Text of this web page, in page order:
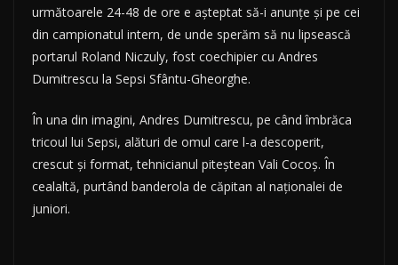
următoarele 24-48 de ore e aşteptat să-i anunţe şi pe cei
din campionatul intern, de unde sperăm să nu lipsească
portarul Roland Niczuly, fost coechipier cu Andres
Dumitrescu la Sepsi Sfântu-Gheorghe.
În una din imagini, Andres Dumitrescu, pe când îmbrăca
tricoul lui Sepsi, alături de omul care l-a descoperit,
crescut şi format, tehnicianul piteştean Vali Cocoş. În
cealaltă, purtând banderola de căpitan al naţionalei de
juniori.